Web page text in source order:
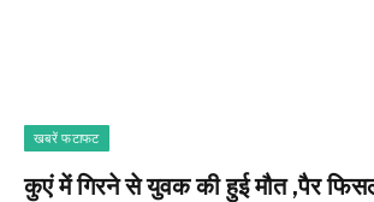
खबरें फटाफट
कुएं में गिरने से युवक की हुई मौत ,पैर